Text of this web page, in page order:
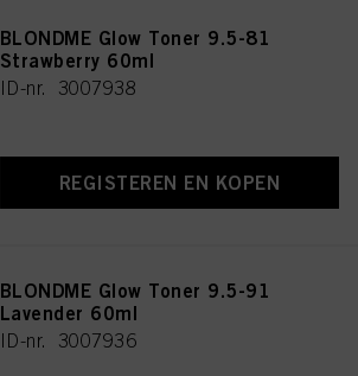
BLONDME Glow Toner 9.5-81
Strawberry 60ml
ID-nr. 3007938
REGISTEREN EN KOPEN
BLONDME Glow Toner 9.5-91
Lavender 60ml
ID-nr. 3007936